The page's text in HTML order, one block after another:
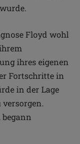
Floyd wohl
ihres eigenen
Fortschritte in
in der Lage